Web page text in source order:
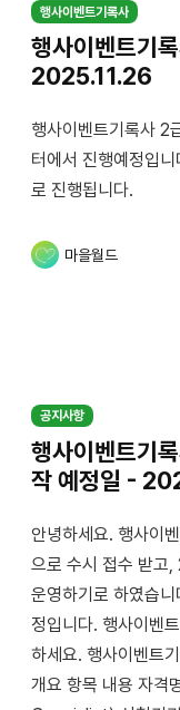
행사이벤트기록사
행사이벤트기
2025.11.26
행사이벤트기록사 2
터에서 진행예정입
로 진행됩니다.
마을월드
공지사항
행사이벤트기
작 예정일 -
안녕하세요. 행사이
으로 수시 접수 받고,
운영하기로 하였습
정입니다. 행사이벤
하세요. 행사이벤트
개요 항목 내용 자